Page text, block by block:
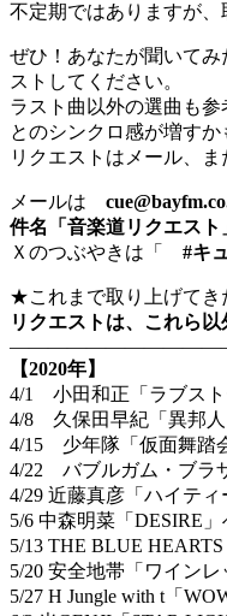
不定期ではありますが、
ぜひ！あなたが聞いて
ストしてください。
ラスト曲以外の選曲も
とのシンクロ感が増すか
リクエストはメール、ま
メールは
件名「音楽道リクエスト
Ｘのつぶやきは「 #キ
★これまで取り上げて
リクエストは、これら以
【2020年】
4/1 小田和正「ラブス
4/8 久保田早紀「異邦人
4/15 少年隊「仮面舞踏
4/22 バブルガム・ブラ
4/29 近藤真彦「ハイテ
5/6 中森明菜「DESIRE
5/13 THE BLUE
5/20 安全地帯「ワイン
5/27 H Jungle with t「